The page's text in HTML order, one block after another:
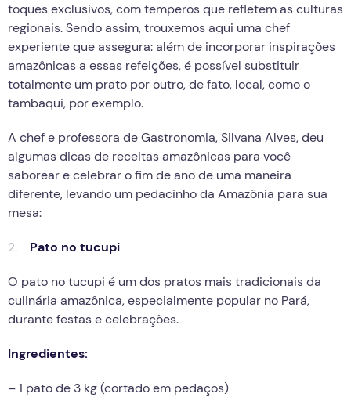
toques exclusivos, com temperos que refletem as culturas
regionais. Sendo assim, trouxemos aqui uma chef
experiente que assegura: além de incorporar inspirações
amazônicas a essas refeições, é possível substituir
totalmente um prato por outro, de fato, local, como o
tambaqui, por exemplo.
A chef e professora de Gastronomia, Silvana Alves, deu
algumas dicas de receitas amazônicas para você
saborear e celebrar o fim de ano de uma maneira
diferente, levando um pedacinho da Amazônia para sua
mesa:
Pato no tucupi
O pato no tucupi é um dos pratos mais tradicionais da
culinária amazônica, especialmente popular no Pará,
durante festas e celebrações.
Ingredientes:
– 1 pato de 3 kg (cortado em pedaços)